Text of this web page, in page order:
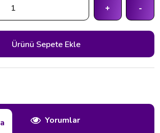
+ -
Yorumlar